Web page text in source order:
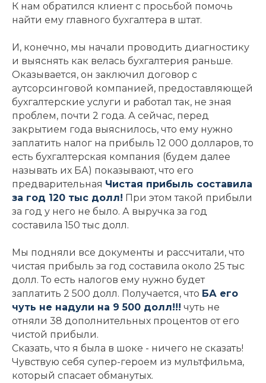
К нам обратился клиент с просьбой помочь
найти ему главного бухгалтера в штат.
И, конечно, мы начали проводить диагностику
и выяснять как велась бухгалтерия раньше.
Оказывается, он заключил договор с
аутсорсинговой компанией, предоставляющей
бухгалтерские услуги и работал так, не зная
проблем, почти 2 года. А сейчас, перед
закрытием года выяснилось, что ему нужно
заплатить налог на прибыль 12 000 долларов, то
есть бухгалтерская компания (будем далее
называть их БА) показывают, что его
предварительная Чистая прибыль составила
за год 120 тыс долл! При этом такой прибыли
за год у него не было. А выручка за год
составила 150 тыс долл.
Мы подняли все документы и рассчитали, что
чистая прибыль за год составила около 25 тыс
долл. То есть налогов ему нужно будет
заплатить 2 500 долл. Получается, что БА его
чуть не надули на 9 500 долл!!! чуть не
отняли 38 дополнительных процентов от его
чистой прибыли.
Сказать, что я была в шоке - ничего не сказать!
Чувствую себя супер-героем из мультфильма,
который спасает обманутых.